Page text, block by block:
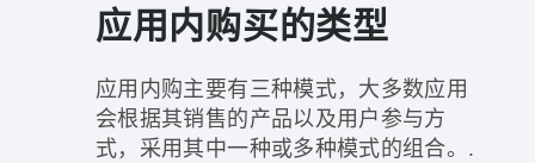
应用内购买的类型
应用内购主要有三种模式，大多数应用
会根据其销售的产品以及用户参与方
式，采用其中一种或多种模式的组合。.